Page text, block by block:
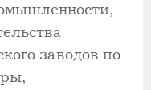
заводов по